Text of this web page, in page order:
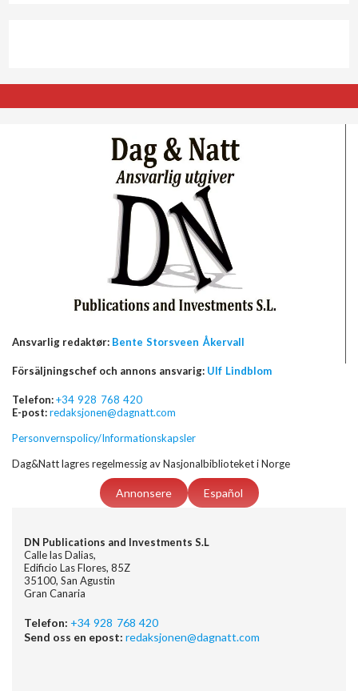
Ansvarlig redaktør: Bente Storsveen Åkervall
Försäljningschef och annons ansvarig: Ulf Lindblom
Telefon:+34 928 768 420
E-post:redaksjonen@dagnatt.com
Personvernspolicy/Informationskapsler
Dag&Natt lagres regelmessig av Nasjonalbiblioteket i Norge
Annonsere Español
DN Publications and Investments S.L
Calle las Dalias,
Edificio Las Flores, 85Z
35100, San Agustin
Gran Canaria
Telefon: +34 928 768 420
Send oss en epost: redaksjonen@dagnatt.com